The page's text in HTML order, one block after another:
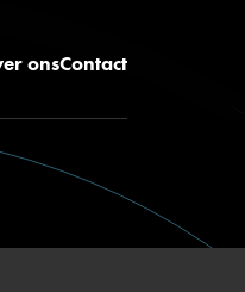
onsContact